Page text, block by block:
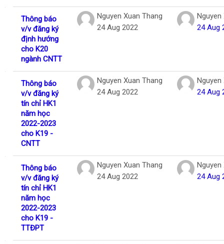
Thông báo
v/v đăng ký
định hướng
cho K20
ngành CNTT
Nguyen Xuan Thang
24 Aug 2022
Nguyen
24 Aug
Thông báo
v/v đăng ký
tín chỉ HK1
năm học
2022-2023
cho K19 -
CNTT
Nguyen Xuan Thang
24 Aug 2022
Nguyen
24 Aug
Thông báo
v/v đăng ký
tín chỉ HK1
năm học
2022-2023
cho K19 -
TTĐPT
Nguyen Xuan Thang
24 Aug 2022
Nguyen
24 Aug